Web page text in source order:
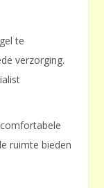
te
verzorging.
ruimte bieden